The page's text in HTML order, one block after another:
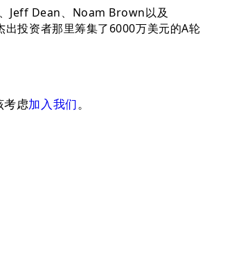
Jeff Dean、Noam Brown以及
投资者那里筹集了6000万美元的A轮
考虑加入我们。